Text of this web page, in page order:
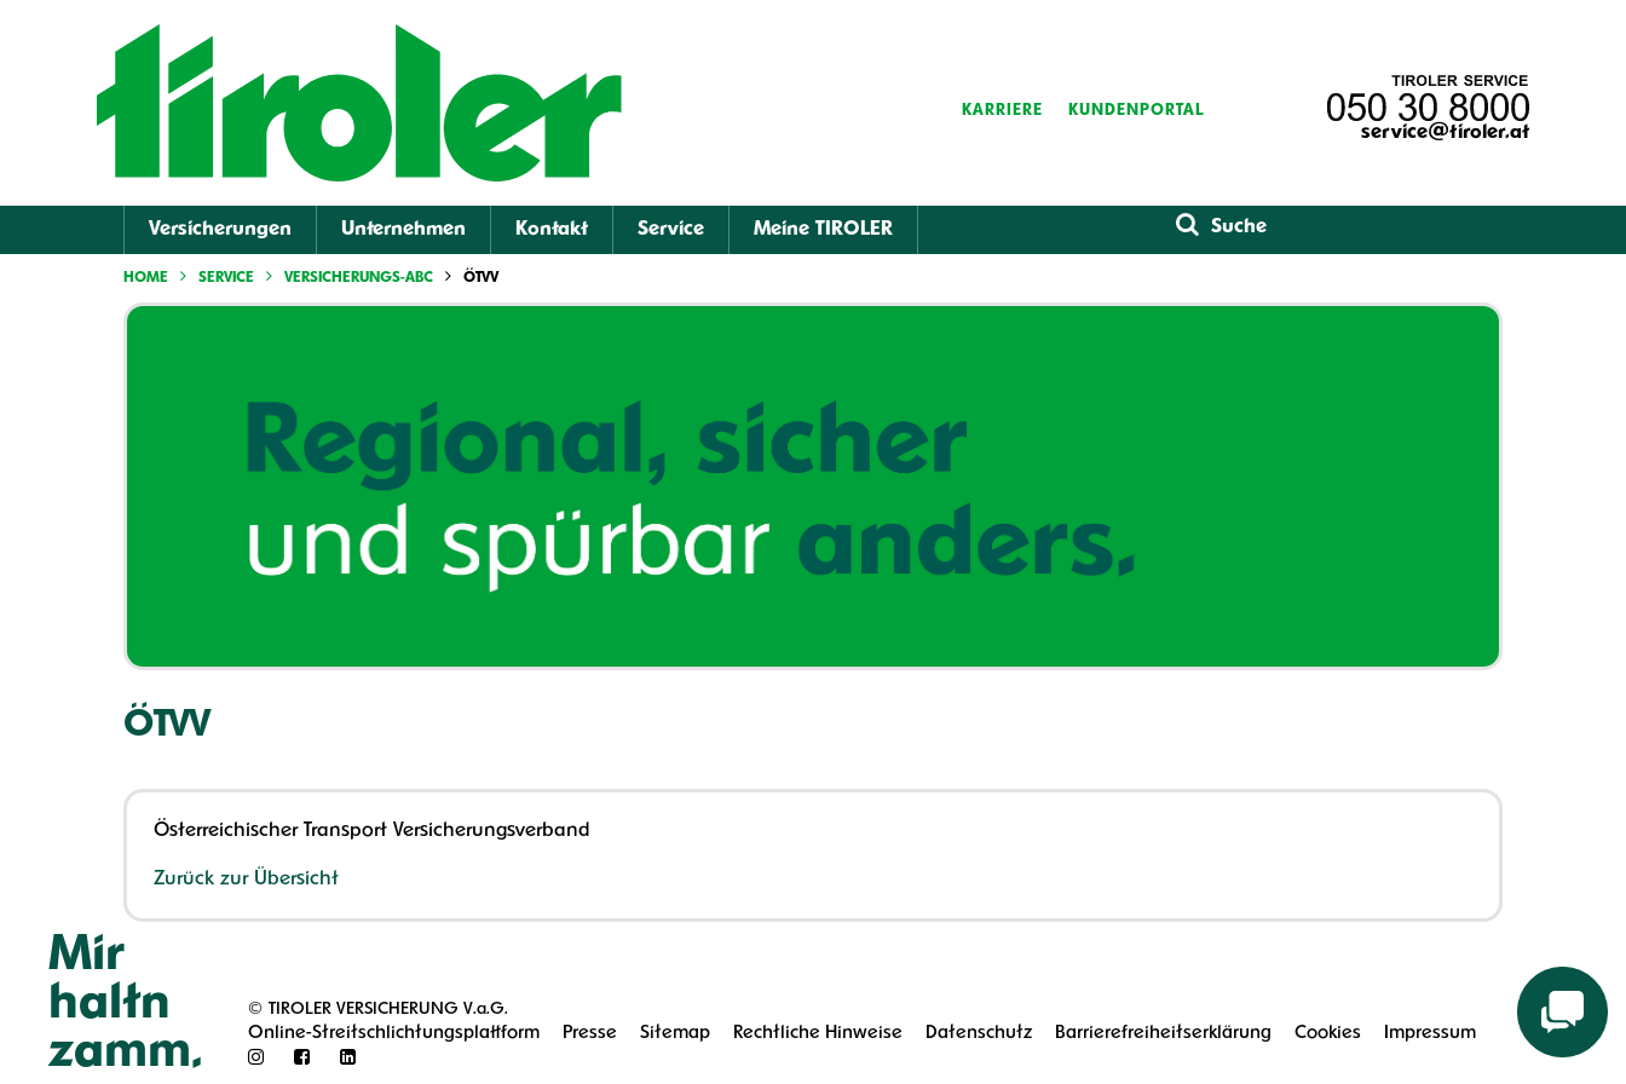
service@tiroler.at
KARRIERE KUNDENPORTAL
Versicherungen Unternehmen Kontakt Service Meine TIROLER
HOME SERVICE VERSICHERUNGS-ABC ÖTVV
ÖTVV
Österreichischer Transport Versicherungsverband
Zurück zur Übersicht
Mir
haltn
zamm.
© TIROLER VERSICHERUNG V.a.G.
Online-Streitschlichtungsplattform
Presse Sitemap Rechtliche Hinweise Datenschutz Barrierefreiheitserklärung Cookies Impressum